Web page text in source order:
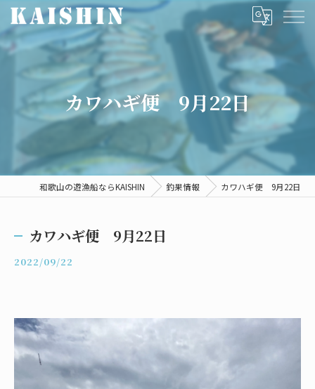
カワハギ便 9月22日
和歌山の遊漁船ならKAISHIN 釣果情報 カワハギ便 9月22日
カワハギ便 9月22日
2022/09/22